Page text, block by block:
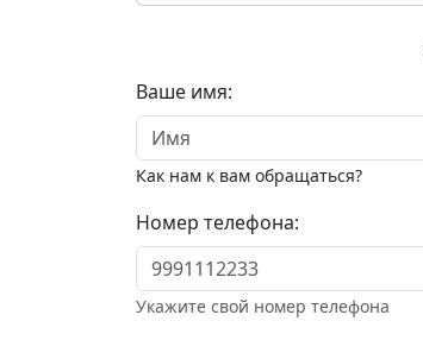
Ваше имя:
Как нам к вам обращаться?
Номер телефона:
Укажите свой номер телефона